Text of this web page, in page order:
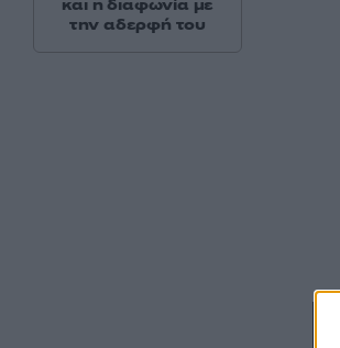
και η διαφωνία με
την αδερφή του